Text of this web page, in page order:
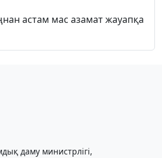
астам мас азамат жауапқа
даму министрлігі,